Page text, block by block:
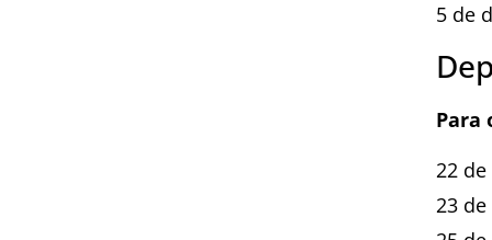
5 de
Para
22
23